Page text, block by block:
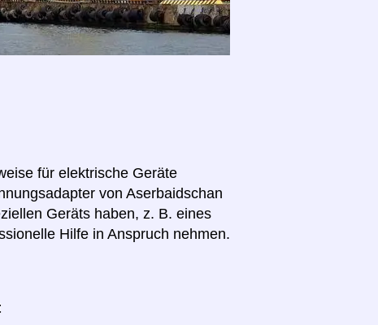
für elektrische Geräte
von Aserbaidschan
Geräts haben, z. B. eines
Hilfe in Anspruch nehmen.